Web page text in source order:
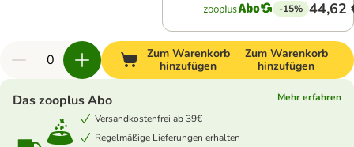
-15% 44,62
Zum Warenkorb
hinzufügen
Zum Warenkorb
hinzufügen
Das zooplus Abo
Mehr erfahren
Versandkostenfrei ab 39€
Regelmäßige Lieferungen erhalten